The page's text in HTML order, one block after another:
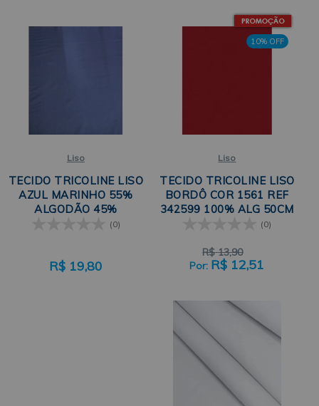
Liso
TECIDO TRICOLINE LISO
AZUL MARINHO 55%
ALGODÃO 45%
POLIÉSTER 100CM X
(0)
R$ 19,80
10% OFF
Liso
TECIDO TRICOLINE LISO
BORDÔ COR 1561 REF
342599 100% ALG 50CM
X 150CM CÍRCULO
(0)
R$ 13,90
R$ 12,51